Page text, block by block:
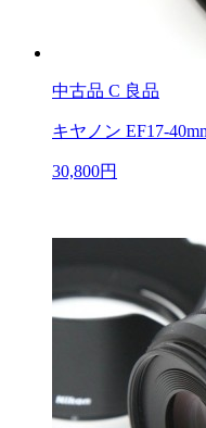
中古品 C 良品
キヤノン EF17-
30,800円